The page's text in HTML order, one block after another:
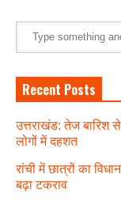
Recent Posts
उत्तराखंड: तेज बारिश
लोगों में दहशत
रांची में छात्रों का
बढ़ा टकराव